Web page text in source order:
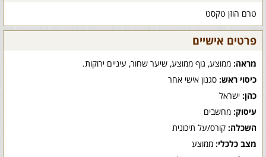
טרם הוזן טקסט
פרטים אישיים
מראה: ממוצע, גוף ממוצע, שיער שחור, עיניים ירוקות.
כיסוי ראש: סגנון אישי אחר
כהן: ישראל
עיסוק: מחשבים
השכלה: קורס/על תיכונית
מצב כלכלי: ממוצע